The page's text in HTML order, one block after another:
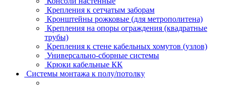
Крепления к сетчатым заборам
Кронштейны рожковые (для метрополитена)
Крепления на опоры ограждения (квадратные
трубы)
Крепления к стене кабельных хомутов (узлов)
Универсально-сборные системы
Крюки кабельные КК
Системы монтажа к полу/потолку